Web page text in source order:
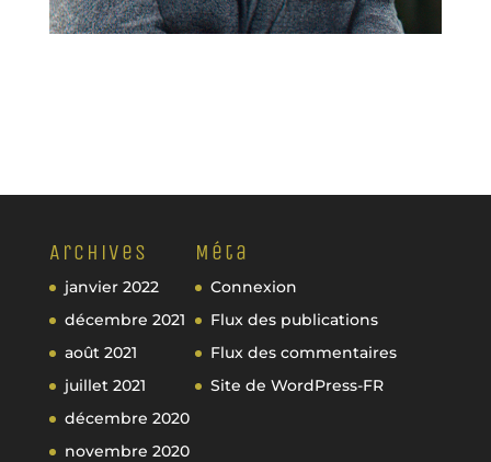
Archives
janvier 2022
décembre 2021
août 2021
juillet 2021
décembre 2020
novembre 2020
Méta
Connexion
Flux des publications
Flux des commentaires
Site de WordPress-FR